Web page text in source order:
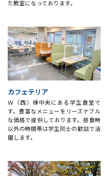
た教室になっております。
カフェテリア
Ｗ（西）棟中央にある学生食堂で
す。豊富なメニューをリーズナブル
な価格で提供しております。昼食時
以外の時間帯は学生同士の歓談で活
躍します。